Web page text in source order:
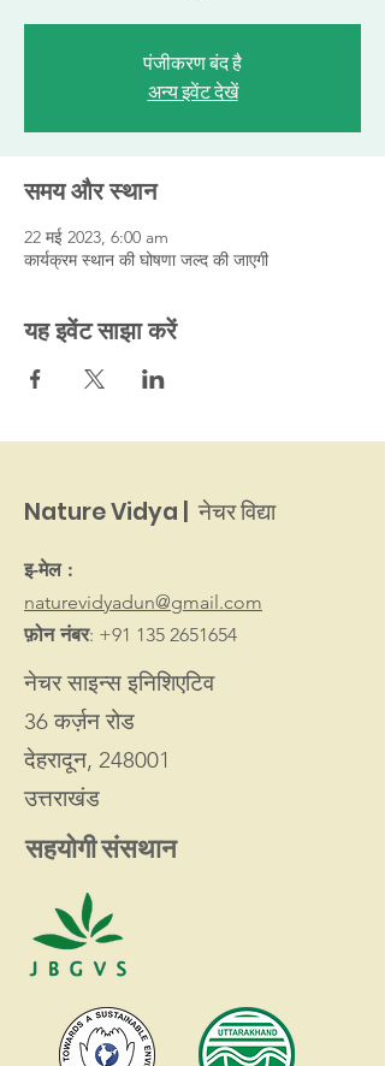
पंजीकरण बंद है
अन्य इवेंट देखें
समय और स्थान
22 मई 2023, 6:00 am
कार्यक्रम स्थान की घोषणा जल्द की जाएगी
यह इवेंट साझा करें
Nature Vidya | नेचर विद्या
इ-मेल :
naturevidyadun@gmail.com
फ़ोन नंबर: +91 135 2651654
नेचर साइन्स इनिशिएटिव
36 कर्ज़न रोड
देहरादून, 248001
उत्तराखंड
सहयोगी संसथान